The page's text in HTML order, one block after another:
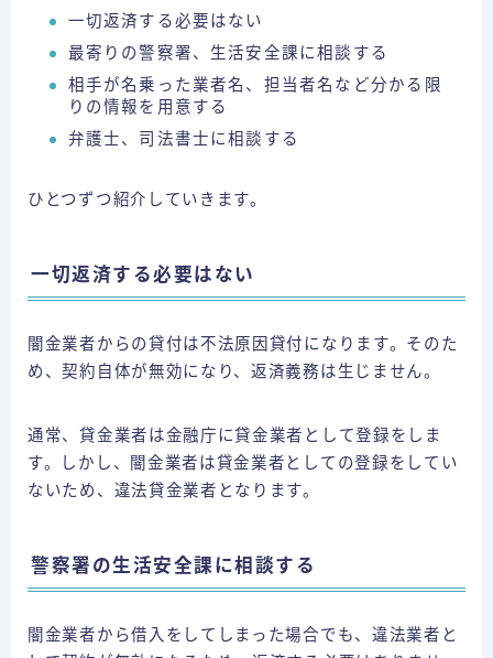
一切返済する必要はない
最寄りの警察署、生活安全課に相談する
相手が名乗った業者名、担当者名など分かる限
りの情報を用意する
弁護士、司法書士に相談する
ひとつずつ紹介していきます。
一切返済する必要はない
闇金業者からの貸付は不法原因貸付になります。そのた
め、契約自体が無効になり、返済義務は生じません。
通常、貸金業者は金融庁に貸金業者として登録をしま
す。しかし、闇金業者は貸金業者としての登録をしてい
ないため、違法貸金業者となります。
警察署の生活安全課に相談する
闇金業者から借入をしてしまった場合でも、違法業者と